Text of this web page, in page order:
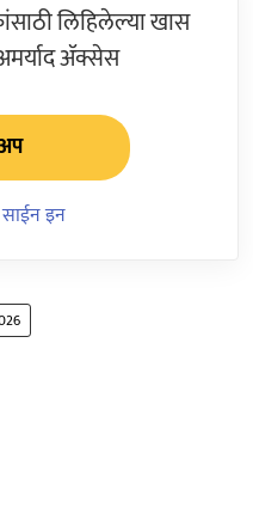
लिहिलेल्या खास
ॲक्सेस
साईन इन